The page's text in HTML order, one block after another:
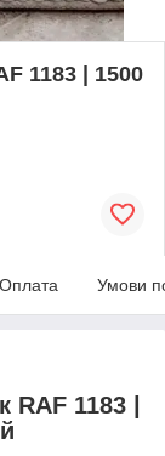
1183 | 1500
Оплата Умови
1183 |